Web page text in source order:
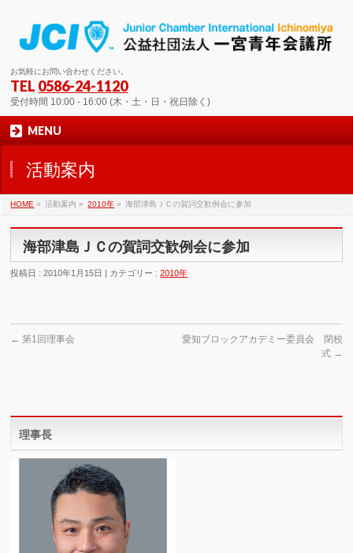
お気軽にお問い合わせください。
TEL 0586-24-1120
受付時間 10:00 - 16:00 (木・土・日・祝日除く)
MENU
活動案内
HOME » 活動案内 » 2010年 » 海部津島ＪＣの賀詞交歓例会に参加
海部津島ＪＣの賀詞交歓例会に参加
投稿日 : 2010年1月15日 | カテゴリー :2010年
← 第1回理事会
愛知ブロックアカデミー委員会 閉校
式 →
理事長